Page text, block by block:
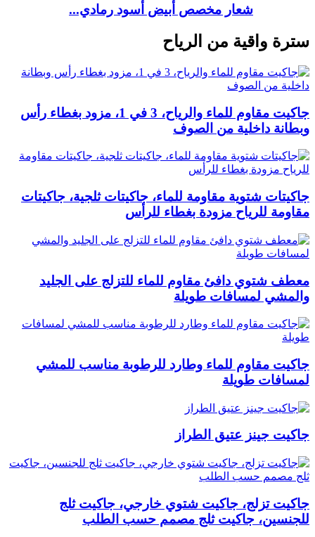
شعار مخصص أبيض أسود رمادي...
سترة واقية من الرياح
جاكيت مقاوم للماء والرياح، 3 في 1، مزود بغطاء رأس
وبطانة داخلية من الصوف
جاكيتات شتوية مقاومة للماء، جاكيتات ثلجية، جاكيتات
مقاومة للرياح مزودة بغطاء للرأس
معطف شتوي دافئ مقاوم للماء للتزلج على الجليد
والمشي لمسافات طويلة
جاكيت مقاوم للماء وطارد للرطوبة مناسب للمشي
لمسافات طويلة
جاكيت جينز عتيق الطراز
جاكيت تزلج، جاكيت شتوي خارجي، جاكيت ثلج
للجنسين، جاكيت ثلج مصمم حسب الطلب